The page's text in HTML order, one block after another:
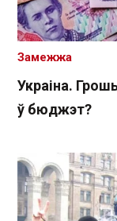
Украіна.
ў бюджэт?
Замежжа